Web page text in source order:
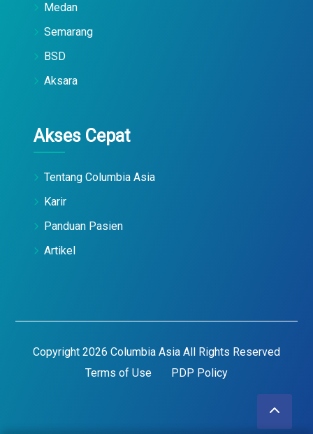
Medan
Semarang
BSD
Aksara
Akses Cepat
Tentang Columbia Asia
Karir
Panduan Pasien
Artikel
Copyright 2026 Columbia Asia All Rights Reserved
Terms of Use
PDP Policy